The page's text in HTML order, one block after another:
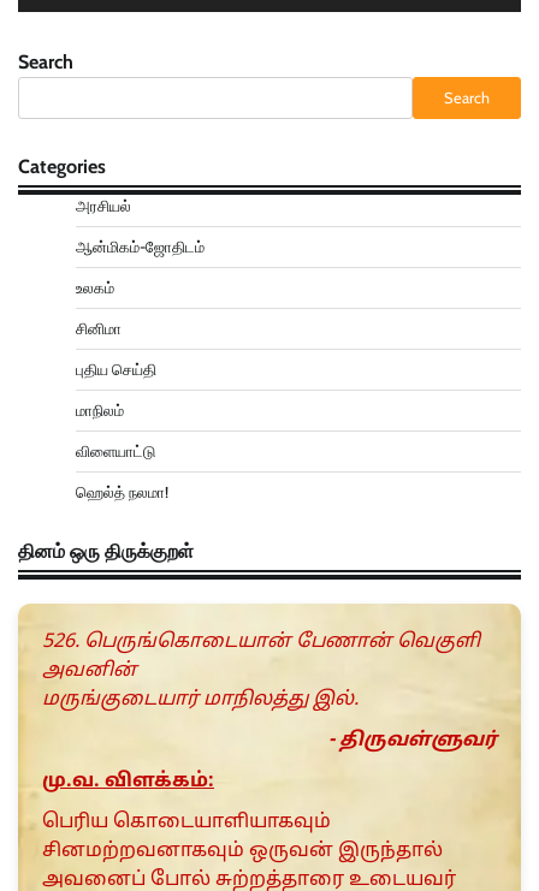
Search
Search
Categories
அரசியல்
ஆன்மிகம்-ஜோதிடம்
உலகம்
சினிமா
புதிய செய்தி
மாநிலம்
விளையாட்டு
ஹெல்த் நலமா!
தினம் ஒரு திருக்குறள்
526. பெருங்கொடையான் பேணான் வெகுளி
அவனின்
மருங்குடையார் மாநிலத்து இல்.
- திருவள்ளுவர்
மு.வ. விளக்கம்:
பெரிய கொடையாளியாகவும்
சினமற்றவனாகவும் ஒருவன் இருந்தால்
அவனைப் போல் சுற்றத்தாரை உடையவர்